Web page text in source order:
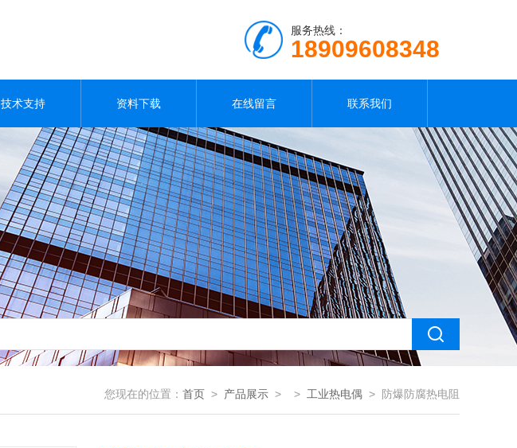
服务热线：
18909608348
技术支持 资料下载 在线留言 联系我们
您现在的位置： 首页 > 产品展示 > > 工业热电偶 > 防爆防腐热电阻